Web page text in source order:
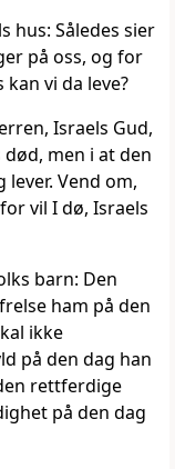
hus: Således sier
på oss, og for
vi da leve?
Israels Gud,
men i at den
Vend om,
vil I dø, Israels
barn: Den
ham på den
ikke
på den dag han
rettferdige
på den dag